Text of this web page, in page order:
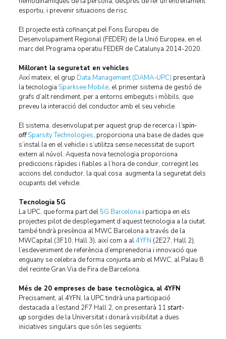
esportiu, i prevenir situacions de risc.
El projecte està cofinançat pel Fons Europeu de
Desenvolupament Regional (FEDER) de la Unió Europea, en el
marc del Programa operatiu FEDER de Catalunya 2014-2020.
Millorant la seguretat en vehicles
Així mateix, el grup Data Management (DAMA-UPC) presentarà
la tecnologia Sparksee Mobile, el primer sistema de gestió de
grafs d’alt rendiment, per a entorns embeguts i mòbils, que
preveu la interacció del conductor amb el seu vehicle.
El sistema, desenvolupat per aquest grup de recerca i l’spin-
off Sparsity Technologies, proporciona una base de dades que
s’instal·la en el vehicle i s’utilitza sense necessitat de suport
extern al núvol. Aquesta nova tecnologia proporciona
prediccions ràpides i fiables a l’hora de conduir, corregint les
accions del conductor, la qual cosa augmenta la seguretat dels
ocupants del vehicle.
Tecnologia 5G
La UPC, que forma part del 5G Barcelona i participa en els
projectes pilot de desplegament d’aquest tecnologia a la ciutat,
també tindrà presència al MWC Barcelona a través de la
MWCapital (3F10, Hall 3), així com a al4YFN (2E27, Hall 2),
l’esdeveniment de referència d’emprenedoria i innovació que
enguany se celebra de forma conjunta amb el MWC, al Palau 8
del recinte Gran Via de Fira de Barcelona.
Més de 20 empreses de base tecnològica, al 4YFN
Precisament, al 4YFN, la UPC tindrà una participació
destacada a l’estand 2F7 Hall 2, on presentarà 11 start-
up sorgides de la Universitat i donarà visibilitat a dues
iniciatives singulars que són les següents: